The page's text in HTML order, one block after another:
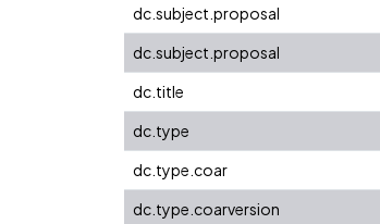
dc.subject.proposal
dc.subject.proposal
dc.title
dc.type
dc.type.coar
dc.type.coarversion